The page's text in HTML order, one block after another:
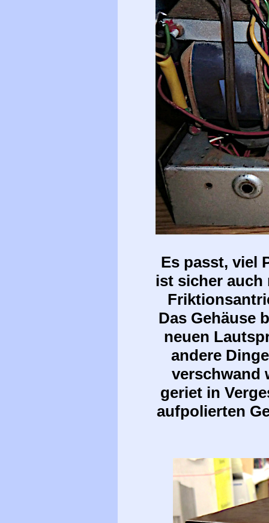
Es passt, viel
ist sicher auch
Das Gehäuse
neuen
andere
verschwand
geriet in
aufpolierten